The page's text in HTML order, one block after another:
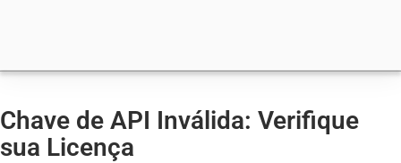
Chave de API Inválida: Verifique
sua Licença